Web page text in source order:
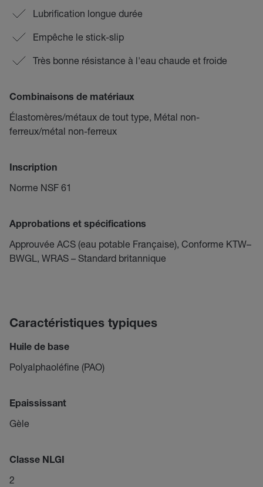
Lubrification longue durée
Empêche le stick-slip
Très bonne résistance à l'eau chaude et froide
Combinaisons de matériaux
Élastomères/métaux de tout type, Métal non-
ferreux/métal non-ferreux
Inscription
Norme NSF 61
Approbations et spécifications
Approuvée ACS (eau potable Française), Conforme KTW–
BWGL, WRAS – Standard britannique
Caractéristiques typiques
Huile de base
Polyalphaoléfine (PAO)
Epaississant
Gèle
Classe NLGI
2